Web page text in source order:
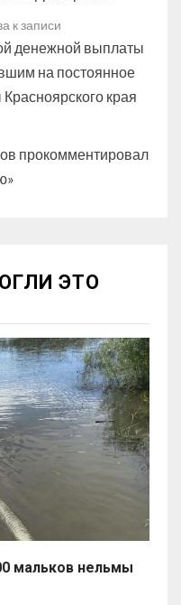
к записи
денежной выплаты
на постоянное
края
прокомментировал
ЭТО
мальков нельмы